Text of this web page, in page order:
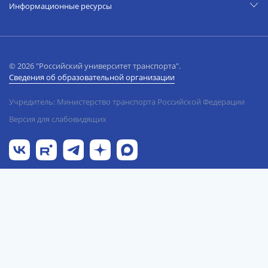
Информационные ресурсы
© 2026 "Российский университет транспорта".
Сведения об образовательной организации
Учредитель: Министерство транспорта Российской Федерации
Версия для слабовидящих